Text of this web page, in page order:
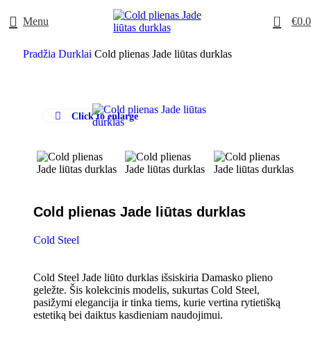
Menu 0 €
Pradžia Durklai Cold plienas Jade liūtas durklas
Click to enlarge
Cold plienas Jade liūtas durklas
Cold Steel
Cold Steel Jade liūto durklas išsiskiria Damasko plieno
geležte. Šis kolekcinis modelis, sukurtas Cold Steel,
pasižymi elegancija ir tinka tiems, kurie vertina rytietišką
estetiką bei daiktus kasdieniam naudojimui.